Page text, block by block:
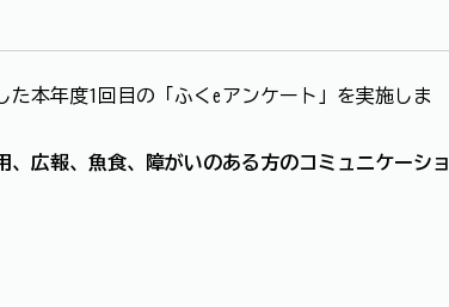
本年度1回目の「ふくeアンケート」を実施しま
広報、魚食、障がいのある方のコミュニケーショ